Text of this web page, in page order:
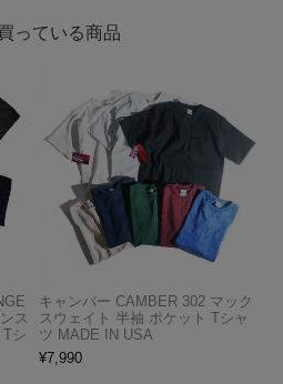
っている商品
ス
シ
キャンバー CAMBER 302 マック
スウェイト 半袖 ポケット Tシャ
ツ MADE IN USA
¥7,990